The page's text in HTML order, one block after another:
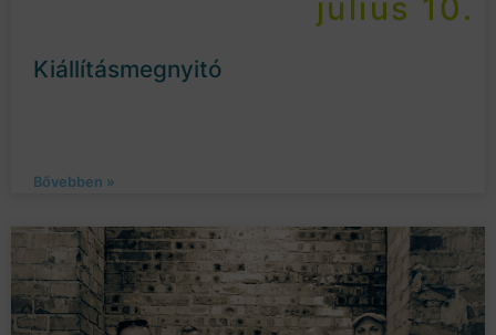
július 10.
Kiállításmegnyitó
Bővebben »